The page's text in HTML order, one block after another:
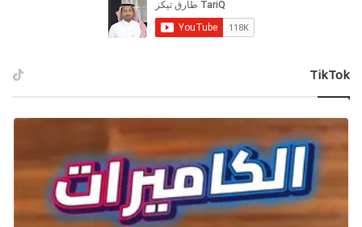
عند وصولك، اقترب من Evelyn، التي ستكون بالخارج. بعد
يمكن العثور على Stanley بالتوجه شرقًا على المستوى
الغرفة التي يوجد أمامها حارس شخصي. راقب لعبة البوكر،
ثم تحدث إلى Stanley بعد ذلك.
‫TikTok